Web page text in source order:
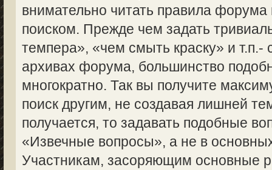
внимательно читать правила форума
поиском. Прежде чем задать
темпера», «чем смыть краску» и т.п.-
архивах форума, большинство
многократно. Так вы получите
поиск другим, не создавая лишней
получается, то задавать подобные
«Извечные вопросы», а не в
Участникам, засоряющим основные